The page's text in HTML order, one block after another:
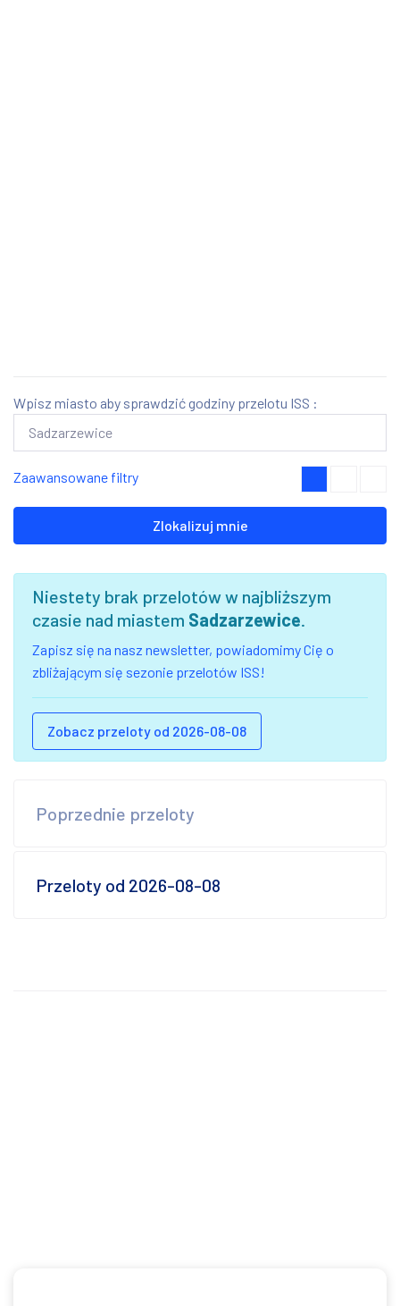
Wpisz miasto aby sprawdzić godziny przelotu ISS :
Zaawansowane filtry
Zlokalizuj mnie
Niestety brak przelotów w najbliższym
czasie nad miastem Sadzarzewice.
Zapisz się na nasz newsletter, powiadomimy Cię o
zbliżającym się sezonie przelotów ISS!
Zobacz przeloty od 2026-08-08
Poprzednie przeloty
Przeloty od 2026-08-08